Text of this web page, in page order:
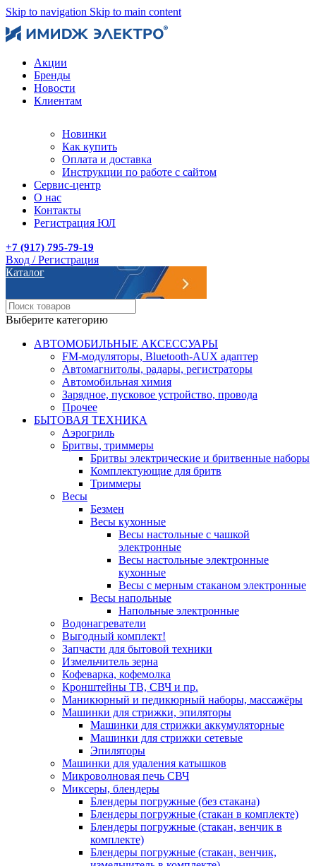
Skip to navigation Skip to main content
Акции
Бренды
Новости
Клиентам
Новинки
Как купить
Оплата и доставка
Инструкции по работе с сайтом
Сервис-центр
О нас
Контакты
Регистрация ЮЛ
+7 (917) 795-79-19
Вход / Регистрация
Каталог
Выберите категорию
АВТОМОБИЛЬНЫЕ АКСЕССУАРЫ
FM-модуляторы, Bluetooth-AUX адаптер
Автомагнитолы, радары, регистраторы
Автомобильная химия
Зарядное, пусковое устройство, провода
Прочее
БЫТОВАЯ ТЕХНИКА
Аэрогриль
Бритвы, триммеры
Бритвы электрические и бритвенные наборы
Комплектующие для бритв
Триммеры
Весы
Безмен
Весы кухонные
Весы настольные с чашкой
электронные
Весы настольные электронные
кухонные
Весы с мерным стаканом электронные
Весы напольные
Напольные электронные
Водонагреватели
Выгодный комплект!
Запчасти для бытовой техники
Измельчитель зерна
Кофеварка, кофемолка
Кронштейны ТВ, СВЧ и пр.
Маникюрный и педикюрный наборы, массажёры
Машинки для стрижки, эпиляторы
Машинки для стрижки аккумуляторные
Машинки для стрижки сетевые
Эпиляторы
Машинки для удаления катышков
Микроволновая печь СВЧ
Миксеры, блендеры
Блендеры погружные (без стакана)
Блендеры погружные (стакан в комплекте)
Блендеры погружные (стакан, венчик в
комплекте)
Блендеры погружные (стакан, венчик,